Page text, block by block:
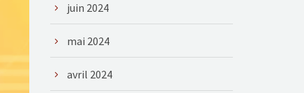
juin 2024
mai 2024
avril 2024